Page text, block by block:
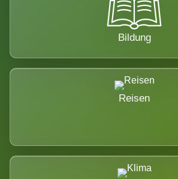
Bildung
Reisen